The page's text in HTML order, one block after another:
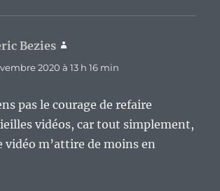
Bezies
2020 à 13 h 16 min
pas le courage de refaire
vidéos, car tout simplement,
vidéo m’attire de moins en